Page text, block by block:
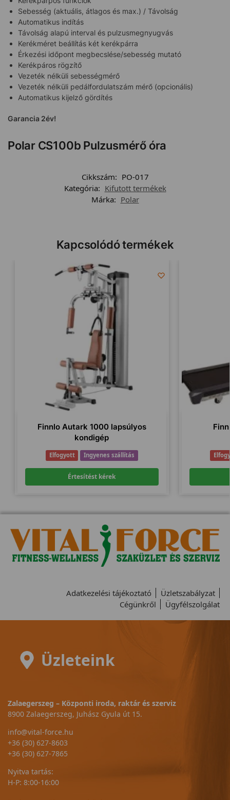
Sebesség (aktuális, átlagos és max.) / Távolság
Automatikus indítás
Távolság alapú interval és pulzusmegnyugvás
Kerékméret beállítás két kerékpárra
Érkezési időpont megbecslése/sebesség mutató
Kerékpáros rögzítő
Vezeték nélküli sebességmérő
Vezeték nélküli pedálfordulatszám mérő (opcionális)
Automatikus kijelző gördítés
Garancia 2év!
Polar CS100b Pulzusmérő óra
Cikkszám: PO-017
Kategória: Kifutott termékek
Márka: Polar
Kapcsolódó termékek
Finnlo Autark 1000 lapsúlyos
kondigép
Elfogyott Ingyenes szállítás
Értesítést kérek
Adatkezelési tájékoztató
Üzletszabályzat
Cégünkről
Ügyfélszolgálat
Üzleteink
Zalaegerszeg – Központi iroda, raktár és szerviz
8900 Zalaegerszeg, Juhász Gyula út 15.
info@vital-force.hu
+36 (30) 627-8603
+36 (30) 627-7865
Nyitva tartás:
H-P: 8:00-16:00